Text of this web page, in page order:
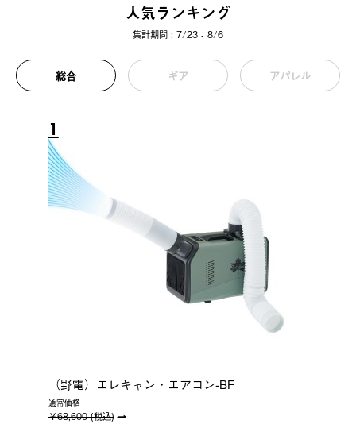
人気ランキング
集計期間 : 7/23 - 8/6
総合 ギア アパレル
1
（野電）エレキャン・エアコン-BF
通常価格
￥68,600 (税込)